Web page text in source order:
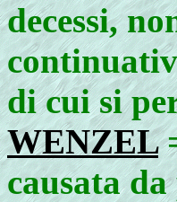
decessi,
di cui si
WENZEL
causata